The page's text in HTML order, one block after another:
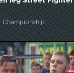
Championship